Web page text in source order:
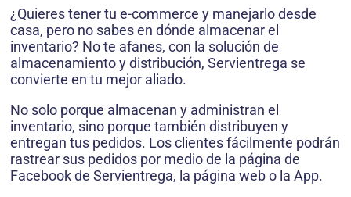
¿Quieres tener tu e-commerce y manejarlo desde
casa, pero no sabes en dónde almacenar el
inventario? No te afanes, con la solución de
almacenamiento y distribución, Servientrega se
convierte en tu mejor aliado.
No solo porque almacenan y administran el
inventario, sino porque también distribuyen y
entregan tus pedidos. Los clientes fácilmente podrán
rastrear sus pedidos por medio de la página de
Facebook de Servientrega, la página web o la App.